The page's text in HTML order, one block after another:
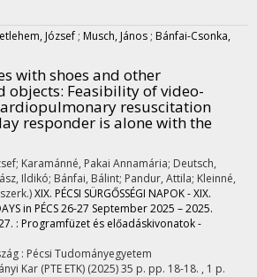
József ; Musch, János ; Bánfai-Csonka,
with shoes and other
objects: Feasibility of video-
resuscitation
responder is alone with the
Karamánné, Pakai Annamária; Deutsch,
Ildikó; Bánfai, Bálint; Pandur, Attila; Kleinné,
XIX. PÉCSI SÜRGŐSSÉGI NAPOK - XIX.
in PÉCS 26-27 September 2025 – 2025.
: Programfüzet és előadáskivonatok -
: Pécsi Tudományegyetem
Kar (PTE ETK) (2025)35 p. pp. 18-18. , 1 p.